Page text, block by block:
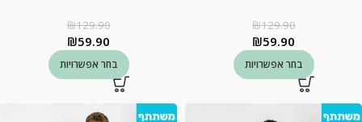
₪129.90
₪59.90
בחר אפשרויות
₪129.90
₪59.90
בחר אפשרויות